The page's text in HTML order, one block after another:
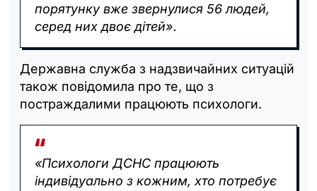
порятунку вже звернулися 56 людей,
серед них двоє дітей».
Державна служба з надзвичайних ситуацій
також повідомила про те, що з
постраждалими працюють психологи.
«Психологи ДСНС працюють
індивідуально з кожним, хто потребує